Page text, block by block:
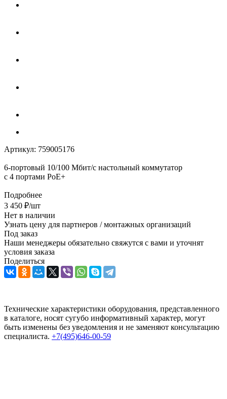
Артикул: 759005176
6-портовый 10/100 Мбит/с настольный коммутатор
с 4 портами PoE+
Подробнее
3 450 ₽/шт
Нет в наличии
Узнать цену для партнеров / монтажных организаций
Под заказ
Наши менеджеры обязательно свяжутся с вами и уточнят
условия заказа
Поделиться
Технические характеристики оборудования, представленного
в каталоге, носят сугубо информативный характер, могут
быть изменены без уведомления и не заменяют консультацию
специалиста. +7(495)646-00-59